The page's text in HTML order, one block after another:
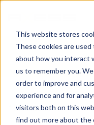
This website stores
These cookies are
about how you interact
us to remember you.
order to improve and
experience and for
visitors both on this
find out more about the
Назад к обзору
17.03.2017